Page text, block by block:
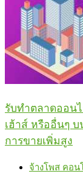
รับทำตลาดออน
เฮ้าส์ หรืออื่นๆ บ
การขายเพิ่มสูง
จ้างโพส คอน